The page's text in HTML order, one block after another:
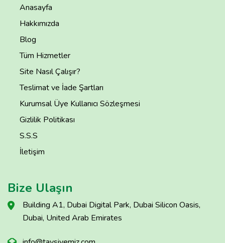
Anasayfa
Hakkımızda
Blog
Tüm Hizmetler
Site Nasıl Çalışır?
Teslimat ve İade Şartları
Kurumsal Üye Kullanıcı Sözleşmesi
Gizlilik Politikası
S.S.S
İletişim
Bize Ulaşın
Building A1, Dubai Digital Park, Dubai Silicon Oasis,
Dubai, United Arab Emirates